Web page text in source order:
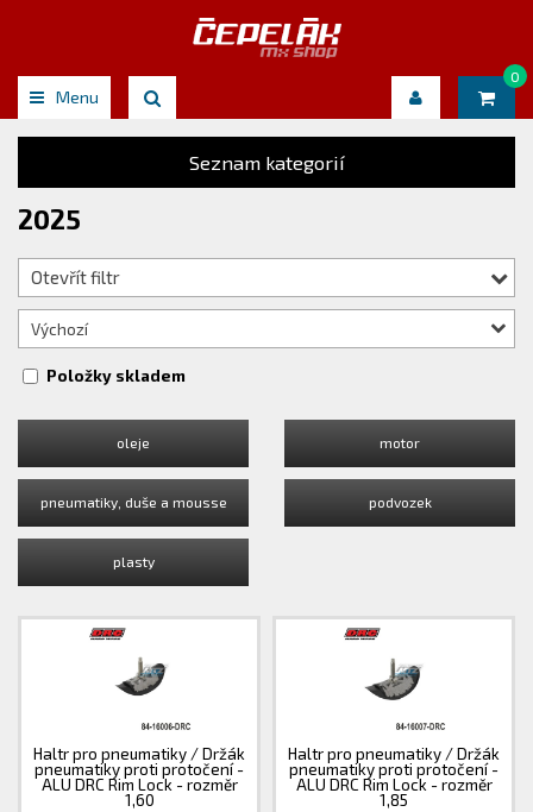
Menu
0
Seznam kategorií
2025
Otevřít filtr
Výchozí
Položky skladem
oleje motor
pneumatiky, duše a mousse podvozek
plasty
Haltr pro pneumatiky / Držák
pneumatiky proti protočení -
ALU DRC Rim Lock - rozměr
1,60
Haltr pro pneumatiky / Držák
pneumatiky proti protočení -
ALU DRC Rim Lock - rozměr
1,85